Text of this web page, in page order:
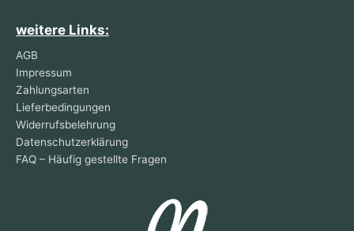
weitere Links:
AGB
Impressum
Zahlungsarten
Lieferbedingungen
Widerrufsbelehrung
Datenschutzerklärung
FAQ – Häufig gestellte Fragen